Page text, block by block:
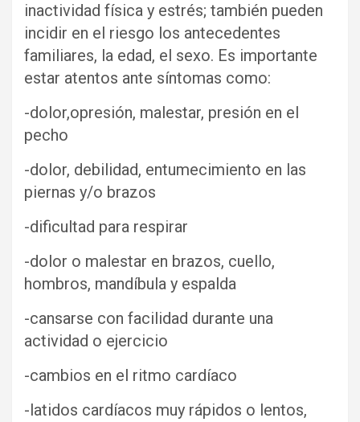
inactividad física y estrés; también pueden
incidir en el riesgo los antecedentes
familiares, la edad, el sexo. Es importante
estar atentos ante síntomas como:
-dolor,opresión, malestar, presión en el
pecho
-dolor, debilidad, entumecimiento en las
piernas y/o brazos
-dificultad para respirar
-dolor o malestar en brazos, cuello,
hombros, mandíbula y espalda
-cansarse con facilidad durante una
actividad o ejercicio
-cambios en el ritmo cardíaco
-latidos cardíacos muy rápidos o lentos,